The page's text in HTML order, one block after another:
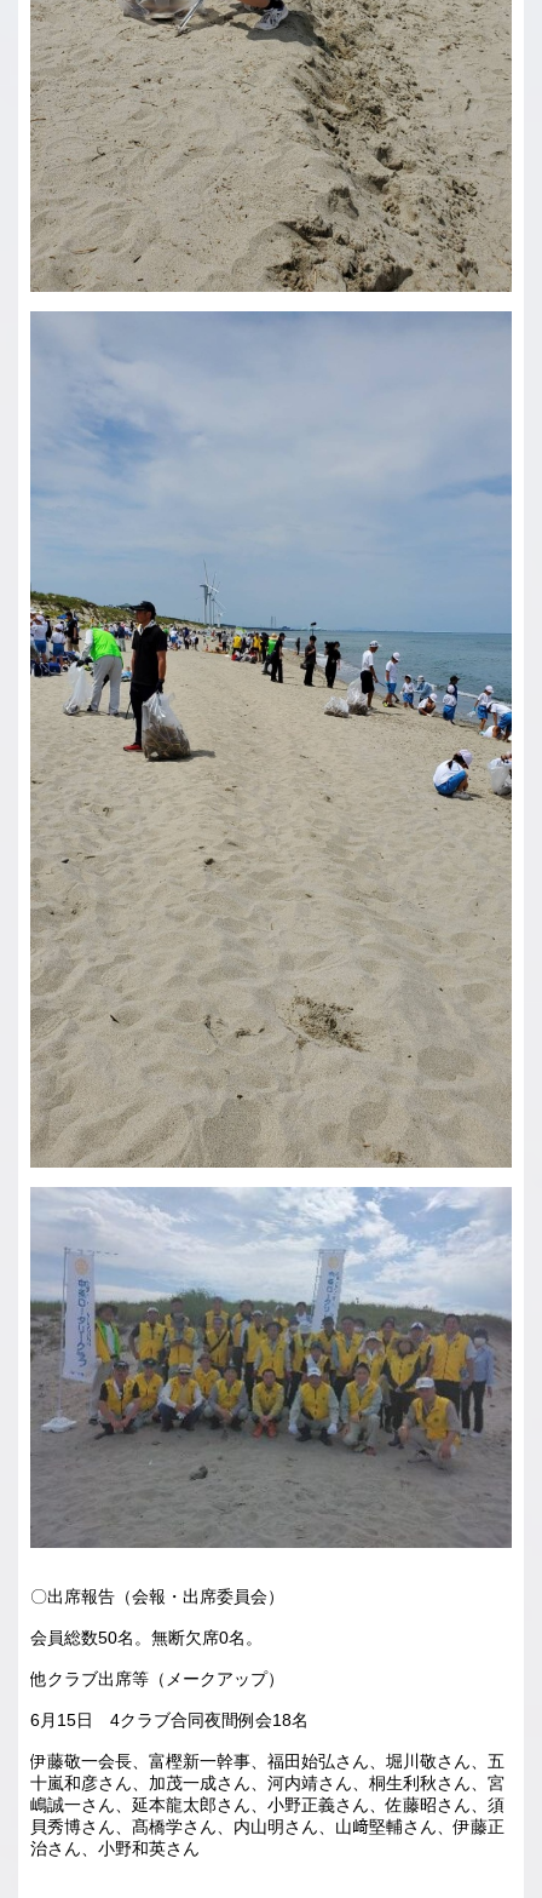
〇出席報告（会報・出席委員会）
会員総数50名。無断欠席0名。
他クラブ出席等（メークアップ）
6月15日 4クラブ合同夜間例会18名
伊藤敬一会長、富樫新一幹事、福田始弘さん、堀川敬さん、五
十嵐和彦さん、加茂一成さん、河内靖さん、桐生利秋さん、宮
嶋誠一さん、延本龍太郎さん、小野正義さん、佐藤昭さん、須
貝秀博さん、髙橋学さん、内山明さん、山﨑堅輔さん、伊藤正
治さん、小野和英さん